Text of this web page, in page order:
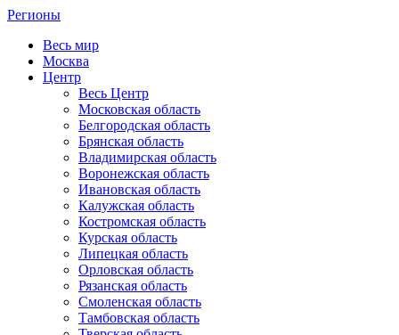
Регионы
Весь мир
Москва
Центр
Весь Центр
Московская область
Белгородская область
Брянская область
Владимирская область
Воронежская область
Ивановская область
Калужская область
Костромская область
Курская область
Липецкая область
Орловская область
Рязанская область
Смоленская область
Тамбовская область